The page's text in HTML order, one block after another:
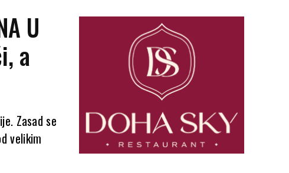
U
a
Zasad se
velikim